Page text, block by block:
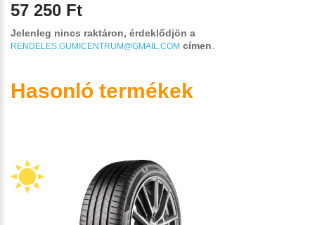
57 250 Ft
Jelenleg nincs raktáron, érdeklődjön a
RENDELES.GUMICENTRUM@GMAIL.COM címen.
Hasonló termékek